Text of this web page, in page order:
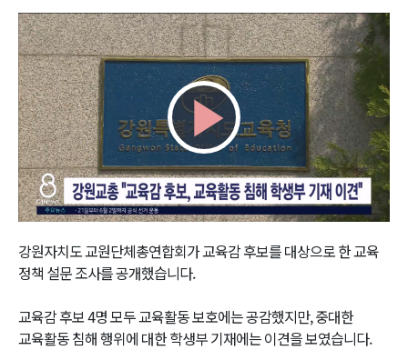
Play
Video
강원자치도 교원단체총연합회가 교육감 후보를 대상으로 한 교육
정책 설문 조사를 공개했습니다.
교육감 후보 4명 모두 교육활동 보호에는 공감했지만, 중대한
교육활동 침해 행위에 대한 학생부 기재에는 이견을 보였습니다.